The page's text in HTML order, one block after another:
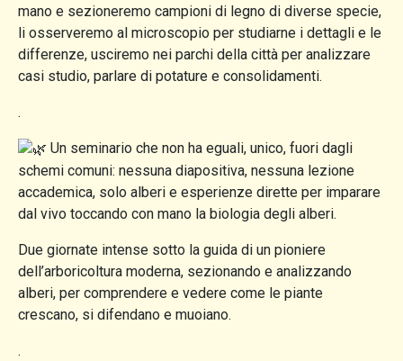
mano e sezioneremo campioni di legno di diverse specie,
li osserveremo al microscopio per studiarne i dettagli e le
differenze, usciremo nei parchi della città per analizzare
casi studio, parlare di potature e consolidamenti.
.
Un seminario che non ha eguali, unico, fuori dagli
schemi comuni: nessuna diapositiva, nessuna lezione
accademica, solo alberi e esperienze dirette per imparare
dal vivo toccando con mano la biologia degli alberi.
Due giornate intense sotto la guida di un pioniere
dell’arboricoltura moderna, sezionando e analizzando
alberi, per comprendere e vedere come le piante
crescano, si difendano e muoiano.
.